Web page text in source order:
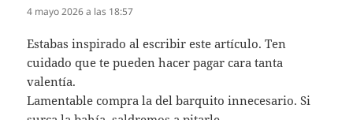
4 mayo 2026 a las 18:57
Estabas inspirado al escribir este artículo. Ten
cuidado que te pueden hacer pagar cara tanta
valentía.
Lamentable compra la del barquito innecesario. Si